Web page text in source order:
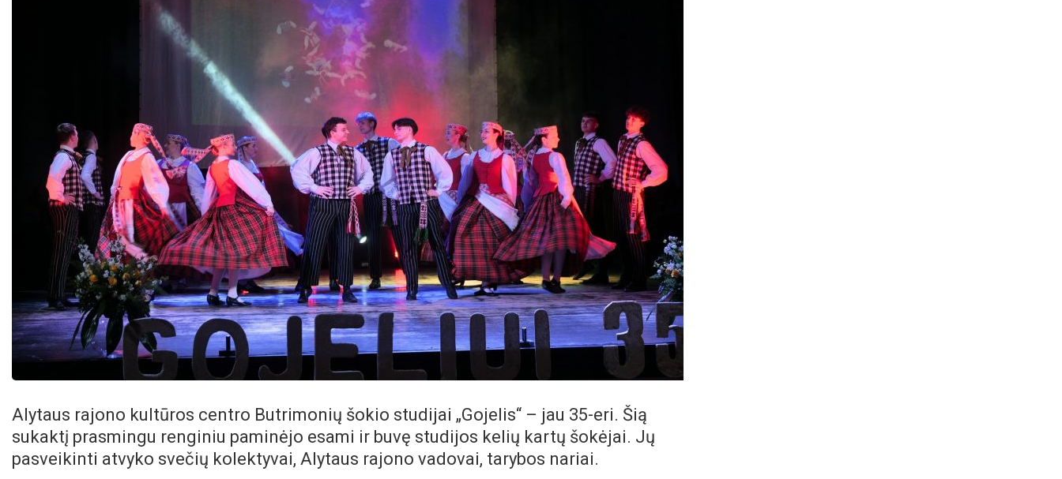
Alytaus rajono kultūros centro Butrimonių šokio studijai „Gojelis“ – jau 35-eri. Šią
sukaktį prasmingu renginiu paminėjo esami ir buvę studijos kelių kartų šokėjai. Jų
pasveikinti atvyko svečių kolektyvai, Alytaus rajono vadovai, tarybos nariai.